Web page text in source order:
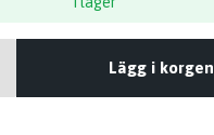
Lägg i korgen